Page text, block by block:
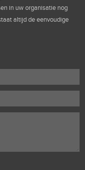
in uw organisatie nog
altijd de eenvoudige